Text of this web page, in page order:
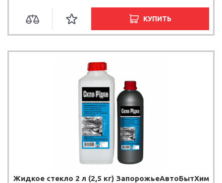
КУПИТЬ
Жидкое стекло 2 л (2,5 кг) ЗапорожьеАвтоБытХим